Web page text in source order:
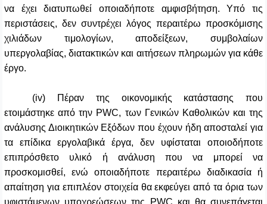
να έχει διατυπωθεί οποιαδήποτε αμφισβήτηση. Υπό τις
περιστάσεις, δεν συντρέχει λόγος περαιτέρω προσκόμισης
χιλιάδων τιμολογίων, αποδείξεων, συμβολαίων
υπεργολαβίας, διατακτικών και αιτήσεων πληρωμών για κάθε
έργο.
(iv) Πέραν της οικονομικής κατάστασης που
ετοιμάστηκε από την PWC, των Γενικών Καθολικών και της
ανάλυσης Διοικητικών Εξόδων που έχουν ήδη αποσταλεί για
τα επίδικα εργολαβικά έργα, δεν υφίσταται οποιοδήποτε
επιπρόσθετο υλικό ή ανάλυση που να μπορεί να
προσκομισθεί, ενώ οποιαδήποτε περαιτέρω διαδικασία ή
απαίτηση για επιπλέον στοιχεία θα εκφεύγει από τα όρια των